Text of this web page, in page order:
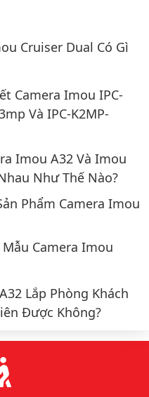
Cruiser Dual Có Gì
Camera Imou IPC-
Và IPC-K2MP-
Imou A32 Và Imou
Như Thế Nào?
Phẩm Camera Imou
Camera Imou
Lắp Phòng Khách
Được Không?